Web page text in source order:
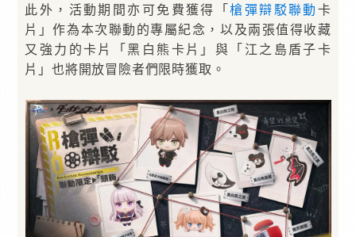
此外，活動期間亦可免費獲得「槍彈辯駁聯動 卡
片」作為本次聯動的專屬紀念，以及兩張值得收藏
又強力的卡片「黑白熊卡片」與「江之島盾子卡
片」也將開放冒險者們限時獲取。